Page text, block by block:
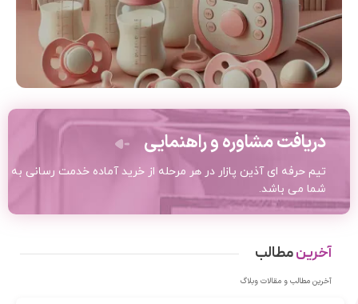
تجهیزات مادر و نوزاد
دریافت مشاوره و راهنمایی
تیم حرفه ای آذین پازار در هر مرحله از خرید آماده خدمت رسانی به
شما می باشد.
آخرینمطالب
آخرین مطالب و مقالات وبلاگ